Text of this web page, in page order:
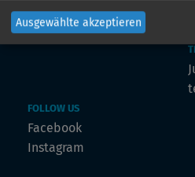
FOLLOW US
Facebook
Instagram
Ausgewählte akzeptieren